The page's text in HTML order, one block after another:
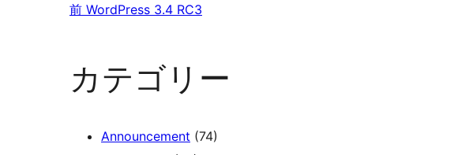
前 WordPress 3.4 RC3
カテゴリー
Announcement (74)